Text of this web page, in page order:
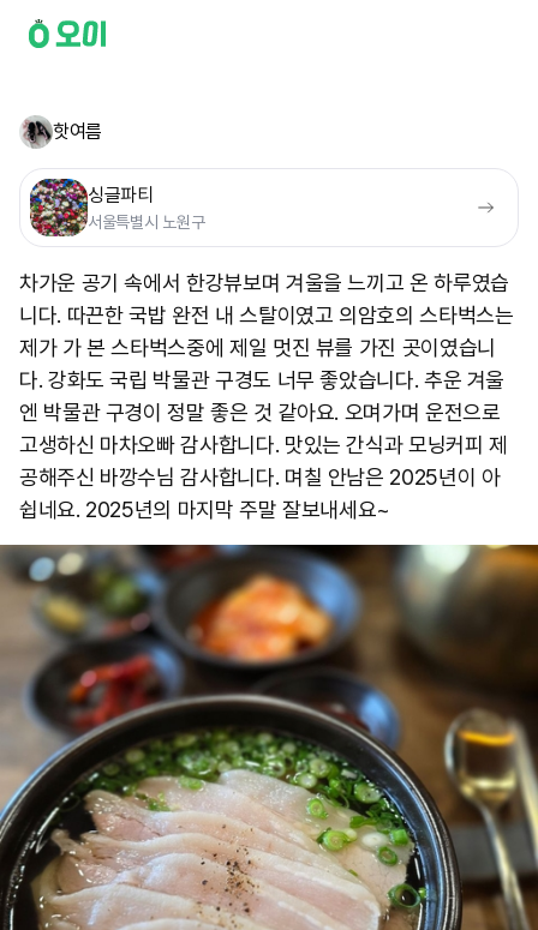
핫여름
싱글파티
서울특별시 노원구
차가운 공기 속에서 한강뷰보며 겨울을 느끼고 온 하루였습
니다. 따끈한 국밥 완전 내 스탈이였고 의암호의 스타벅스는
제가 가 본 스타벅스중에 제일 멋진 뷰를 가진 곳이였습니
다. 강화도 국립 박물관 구경도 너무 좋았습니다. 추운 겨울
엔 박물관 구경이 정말 좋은 것 같아요. 오며가며 운전으로
고생하신 마차오빠 감사합니다. 맛있는 간식과 모닝커피 제
공해주신 바깡수님 감사합니다. 며칠 안남은 2025년이 아
쉽네요. 2025년의 마지막 주말 잘보내세요~